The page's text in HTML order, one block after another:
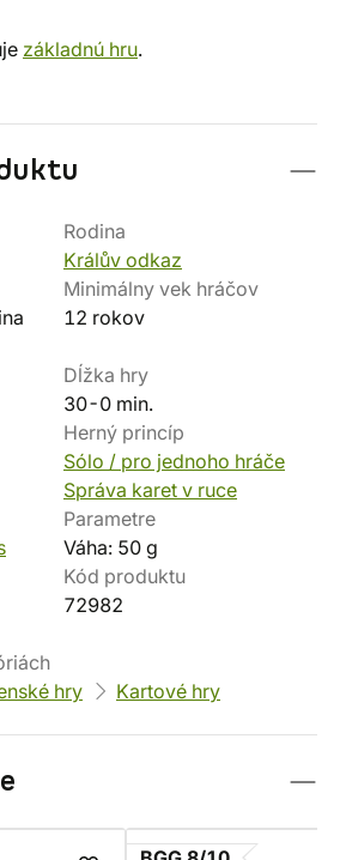
základnú hru.
Rodina
Králův odkaz
Minimálny vek hráčov
12 rokov
Dĺžka hry
30-0 min.
Herný princíp
Sólo / pro jednoho hráče
Správa karet v ruce
Parametre
Váha: 50 g
Kód produktu
72982
hry Kartové hry